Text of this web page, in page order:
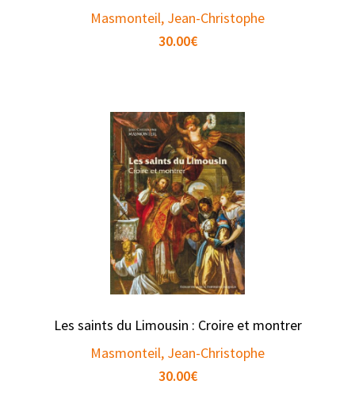
Masmonteil, Jean-Christophe
30.00€
Les saints du Limousin : Croire et montrer
Masmonteil, Jean-Christophe
30.00€